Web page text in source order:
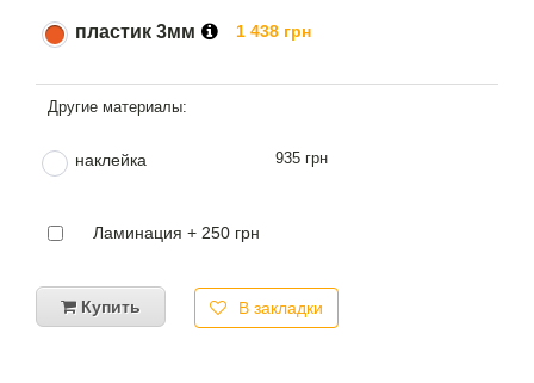
пластик 3мм 1 438 грн
наклейка 935 грн
Ламинация + 250 грн
Купить В закладки